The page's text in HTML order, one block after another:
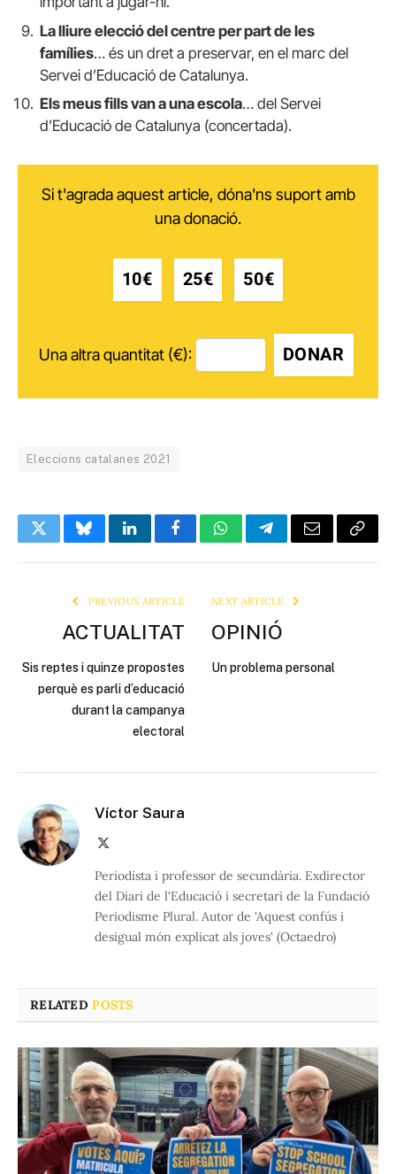
La lliure elecció del centre per part de les
famílies… és un dret a preservar, en el marc del
Servei d’Educació de Catalunya.
Els meus fills van a una escola… del Servei
d’Educació de Catalunya (concertada).
Si t'agrada aquest article, dóna'ns suport amb
una donació.
10€ 25€ 50€
Una altra quantitat (€): DONAR
Eleccions catalanes 2021
TwitterBlueskyLinkedInFacebookWhatsAppTelegramEmail Copy
PREVIOUS ARTICLE
ACTUALITAT
Sis reptes i quinze propostes
perquè es parli d’educació
durant la campanya
electoral
NEXT ARTICLE
OPINIÓ
Un problema personal
Víctor Saura
Periodista i professor de secundària. Exdirector
del Diari de l'Educació i secretari de la Fundació
Periodisme Plural. Autor de 'Aquest confús i
desigual món explicat als joves' (Octaedro)
RELATEDPOSTS